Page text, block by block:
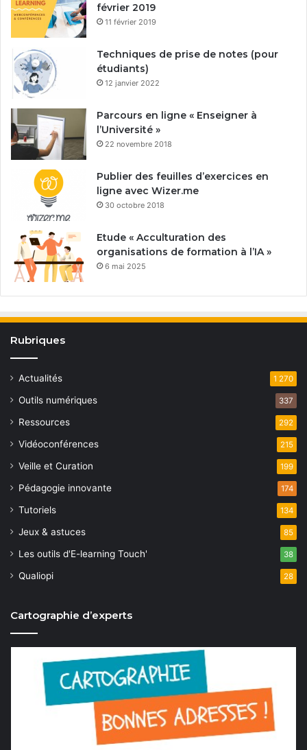
février 2019
11 février 2019
Techniques de prise de notes (pour
étudiants)
12 janvier 2022
Parcours en ligne « Enseigner à
l’Université »
22 novembre 2018
Publier des feuilles d’exercices en
ligne avec Wizer.me
30 octobre 2018
Etude « Acculturation des
organisations de formation à l’IA »
6 mai 2025
Rubriques
Actualités 1 270
Outils numériques 337
Ressources 292
Vidéoconférences 215
Veille et Curation 199
Pédagogie innovante 174
Tutoriels 134
Jeux & astuces 85
Les outils d'E-learning Touch' 38
Qualiopi 28
Cartographie d’experts